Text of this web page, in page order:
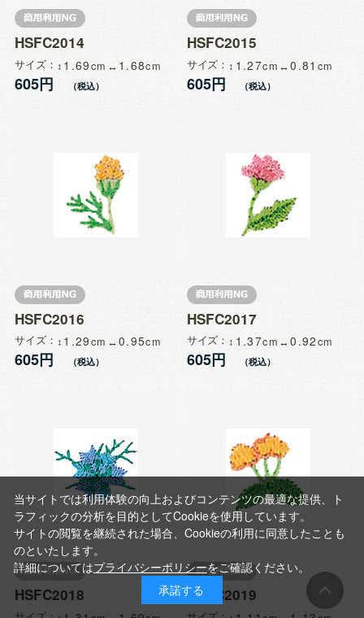
HSFC2014
サイズ 1.69 1.68
605円
HSFC2015
サイズ 1.27 0.81
605円
HSFC2016
サイズ 1.29 0.95
605円
HSFC2017
サイズ 1.37 0.92
605円
HSFC2018 HSFC2019
当サイトでは利用体験の向上およびコンテンツの最適な提供、ト
ラフィックの分析を目的としてCookieを使用しています。
サイトの閲覧を継続された場合、Cookieの利用に同意したことも
のといたします。
詳細についてはプライバシーポリシーをご確認ください。
承諾する